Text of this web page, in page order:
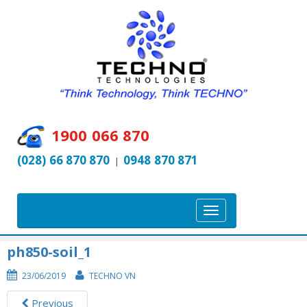
1900 066 870
(028) 66 870 870 | 0948 870 871
T
o
ph850-soil_1
23/06/2019 TECHNO VN
Previous